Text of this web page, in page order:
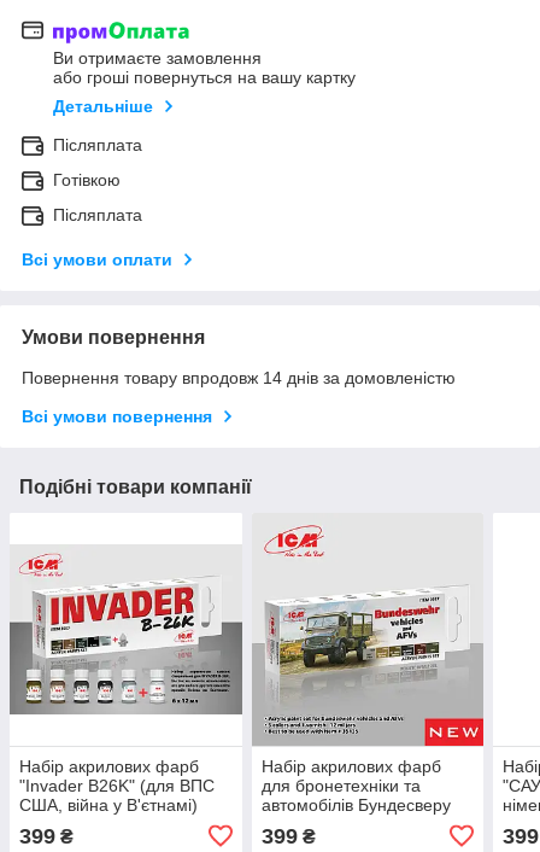
Ви отримаєте замовлення
або гроші повернуться на вашу картку
Детальніше
Післяплата
Готівкою
Післяплата
Всі умови оплати
Умови повернення
Повернення товару впродовж 14 днів за домовленістю
Всі умови повернення
Подібні товари компанії
Набір акрилових фарб
"Invader B26K" (для ВПС
США, війна у В'єтнамі)
399 ₴
Набір акрилових фарб
для бронетехніки та
автомобілів Бундесверу
399₴ 399